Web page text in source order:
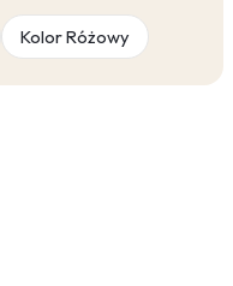
Kolor Różowy